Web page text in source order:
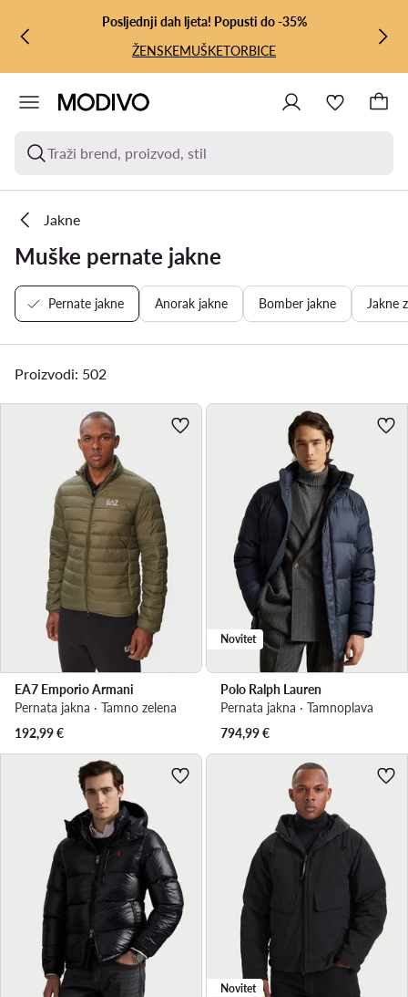
PRIJEĐI NA GLAVNI SADRŽAJ
PRIJEĐI NA PRETRAŽIVANJE
Posljednji dah ljeta! Popusti do -35%
ŽENSKEMUŠKETORBICE
Traži brend, proizvod, stil
Jakne
Muške pernate jakne
Pernate jakne Anorak jakne Bomber jakne Jakne
Proizvodi: 502
EA7 Emporio Armani
Pernata jakna · Tamno zelena
192,99€
Novitet
Polo Ralph Lauren
Pernata jakna · Tamnoplava
794,99€
Novitet